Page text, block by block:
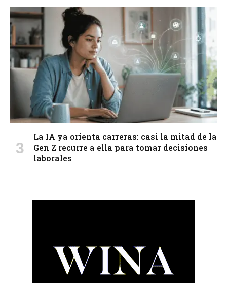
La IA ya orienta carreras: casi la mitad de la
Gen Z recurre a ella para tomar decisiones
laborales